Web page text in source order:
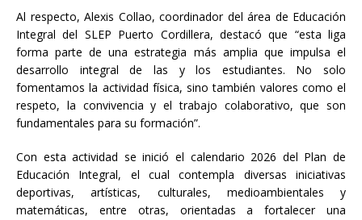
Al respecto, Alexis Collao, coordinador del área de Educación
Integral del SLEP Puerto Cordillera, destacó que “esta liga
forma parte de una estrategia más amplia que impulsa el
desarrollo integral de las y los estudiantes. No solo
fomentamos la actividad física, sino también valores como el
respeto, la convivencia y el trabajo colaborativo, que son
fundamentales para su formación”.
Con esta actividad se inició el calendario 2026 del Plan de
Educación Integral, el cual contempla diversas iniciativas
deportivas, artísticas, culturales, medioambientales y
matemáticas, entre otras, orientadas a fortalecer una